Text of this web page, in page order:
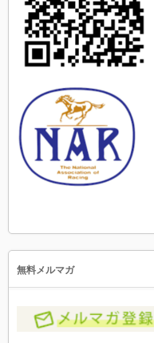
無料メルマガ